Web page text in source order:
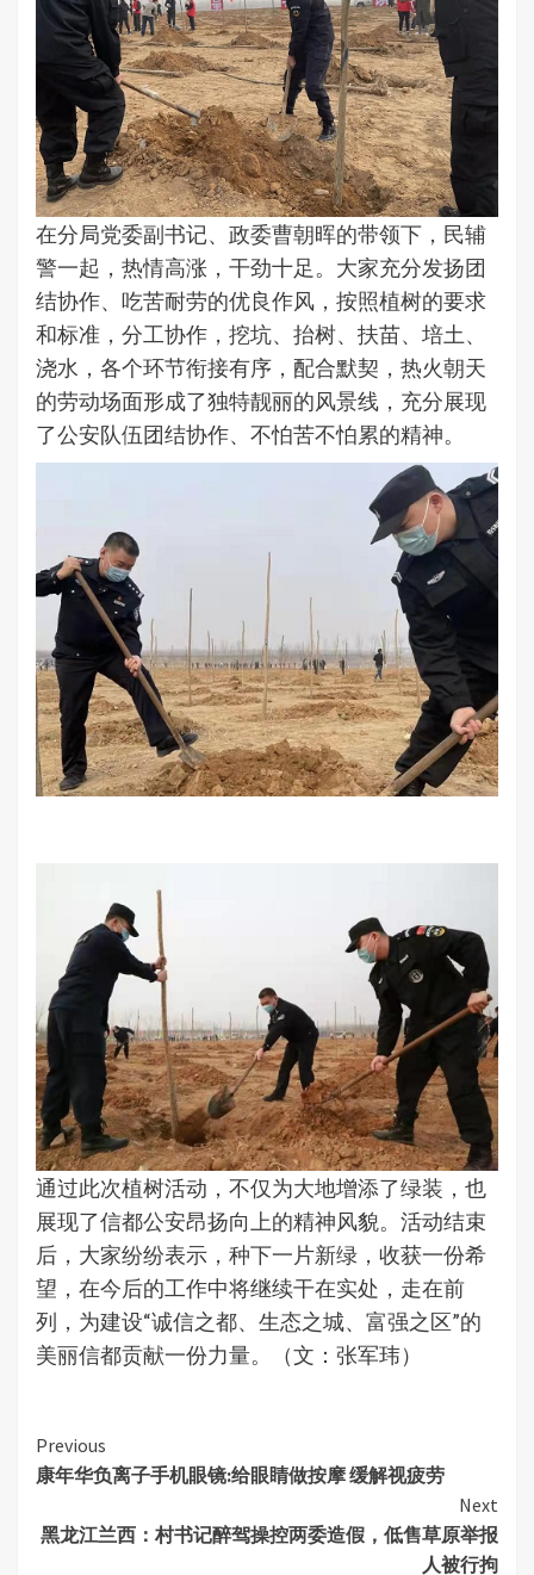
在分局党委副书记、政委曹朝晖的带领下，民辅
警一起，热情高涨，干劲十足。大家充分发扬团
结协作、吃苦耐劳的优良作风，按照植树的要求
和标准，分工协作，挖坑、抬树、扶苗、培土、
浇水，各个环节衔接有序，配合默契，热火朝天
的劳动场面形成了独特靓丽的风景线，充分展现
了公安队伍团结协作、不怕苦不怕累的精神。
通过此次植树活动，不仅为大地增添了绿装，也
展现了信都公安昂扬向上的精神风貌。活动结束
后，大家纷纷表示，种下一片新绿，收获一份希
望，在今后的工作中将继续干在实处，走在前
列，为建设“诚信之都、生态之城、富强之区”的
美丽信都贡献一份力量。（文：张军玮）
Continue
Reading
Previous
康年华负离子手机眼镜:给眼睛做按摩 缓解视疲劳
Next
黑龙江兰西：村书记醉驾操控两委造假，低售草原举报
人被行拘